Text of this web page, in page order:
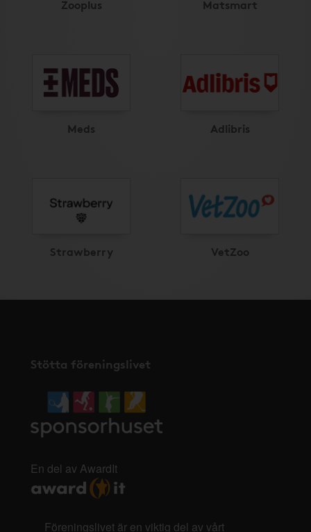
Zooplus Matsmart
Meds Adlibris
Strawberry VetZoo
Stötta föreningslivet
En del av AwardIt
Föreningslivet är en viktig del av vårt